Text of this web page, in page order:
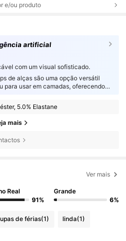
e/ou produto
artificial
com um visual sofisticado.
de alças são uma opção versátil
para usar em camadas, oferecendo
5.0% Elastane
mais
Ver mais
Real
91%
Grande
6%
de férias(1) linda(1)